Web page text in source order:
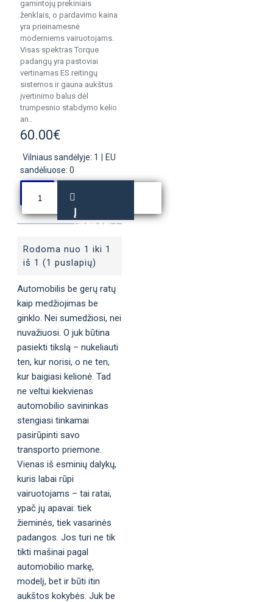
gamintojų prekiniais
ženklais, o pardavimo kaina
yra prieinamesnė
moderniems vairuotojams.
Visas spektras Torque
padangų yra pastoviai
vertinamas ES reitingų
sistemos ir gauna aukštus
įvertinimo balus dėl
trumpesnio stabdymo kelio
an..
60.00€
Vilniaus sandėlyje: 1
EU
sandėliuose: 0
Į
KREPŠELĮ
Rodoma nuo 1 iki 1
iš 1 (1 puslapių)
Automobilis be gerų ratų
kaip medžiojimas be
ginklo. Nei sumedžiosi, nei
nuvažiuosi. O juk būtina
pasiekti tikslą – nukeliauti
ten, kur norisi, o ne ten,
kur baigiasi kelionė. Tad
ne veltui kiekvienas
automobilio savininkas
stengiasi tinkamai
pasirūpinti savo
transporto priemone.
Vienas iš esminių dalykų,
kuris labai rūpi
vairuotojams – tai ratai,
ypač jų apavai: tiek
žieminės, tiek vasarinės
padangos. Jos turi ne tik
tikti mašinai pagal
automobilio markę,
modelį, bet ir būti itin
aukštos kokybės. Juk be